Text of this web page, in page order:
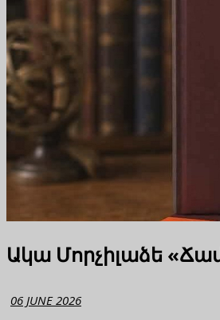
Ակա Մորչիլաձե
06 JUNE 2026